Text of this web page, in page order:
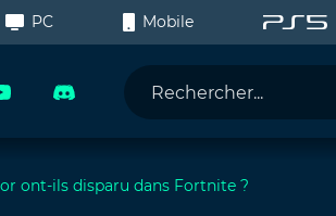
PC Mobile
ont-ils disparu dans Fortnite ?